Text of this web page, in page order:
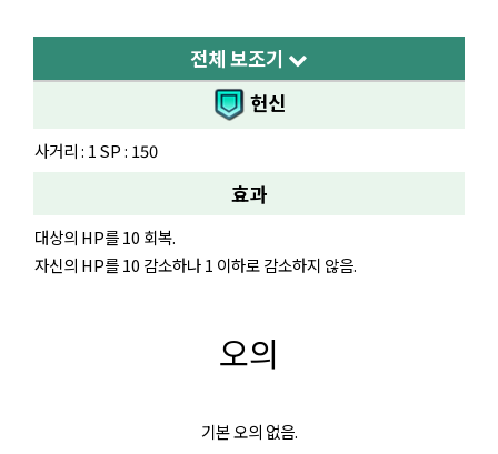
전체 보조기
헌신
사거리 : 1 SP : 150
효과
대상의 HP를 10 회복.
자신의 HP를 10 감소하나 1 이하로 감소하지 않음.
오의
기본 오의 없음.